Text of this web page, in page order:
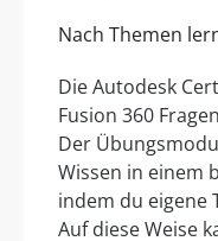
Nach Themen
Die Autodesk
Fusion 360
Der
Wissen in einem
indem du eigene
Auf diese Weise